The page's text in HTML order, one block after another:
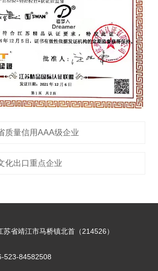
质量信用AAA级企业
化出口重点企业
苏省靖江市马桥镇北首（214526）
523-84582508